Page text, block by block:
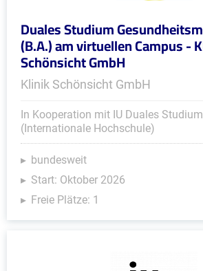
Duales Studium
(B.A.) am virtuellen Campus -
Schönsicht GmbH
Klinik Schönsicht GmbH
In Kooperation mit IU Duales Studium
(Internationale Hochschule)
bundesweit
Start: Oktober 2026
Freie Plätze: 1